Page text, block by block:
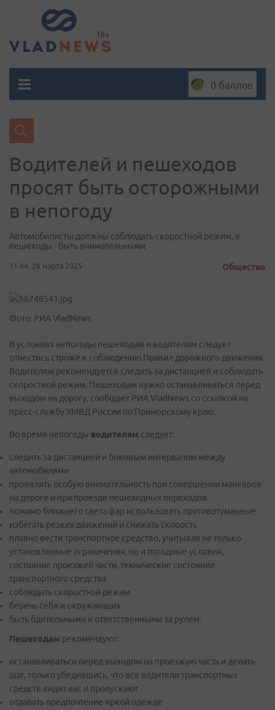
0 баллов
Водителей и пешеходов
просят быть осторожными
в непогоду
Автомобилисты должны соблюдать скоростной режим, а
пешеходы - быть внимательными
11:44, 26 марта 2025 Общество
Фото: РИА VladNews
В условиях непогоды пешеходам и водителям следует
отнестись строже к соблюдению Правил дорожного движения.
Водителям рекомендуется следить за дистанцией и соблюдать
скоростной режим. Пешеходам нужно останавливаться перед
выходом на дорогу, сообщает РИА VladNews со ссылкой на
пресс-службу УМВД России по Приморскому краю.
Во время непогоды водителям следует:
следить за дистанцией и боковым интервалом между
автомобилями
проявлять особую внимательность при совершении маневров
на дороге и при проезде пешеходных переходов
помимо ближнего света фар использовать противотуманные
избегать резких движений и снижать скорость
плавно вести транспортное средство, учитывая не только
установленные ограничения, но и погодные условия,
состояние проезжей части, техническое состояние
транспортного средства
соблюдать скоростной режим
беречь себя и окружающих
быть бдительными и ответственными за рулем.
Пешеходам рекомендуют:
останавливаться перед выходом на проезжую часть и делать
шаг, только убедившись, что все водители транспортных
средств видят вас и пропускают
отдавать предпочтение яркой одежде